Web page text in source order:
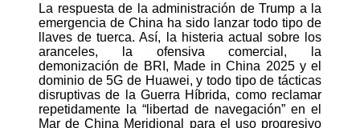
La respuesta de la administración de Trump a la
emergencia de China ha sido lanzar todo tipo de
llaves de tuerca. Así, la histeria actual sobre los
aranceles, la ofensiva comercial, la
demonización de BRI, Made in China 2025 y el
dominio de 5G de Huawei, y todo tipo de tácticas
disruptivas de la Guerra Híbrida, como reclamar
repetidamente la “libertad de navegación” en el
Mar de China Meridional para el uso progresivo